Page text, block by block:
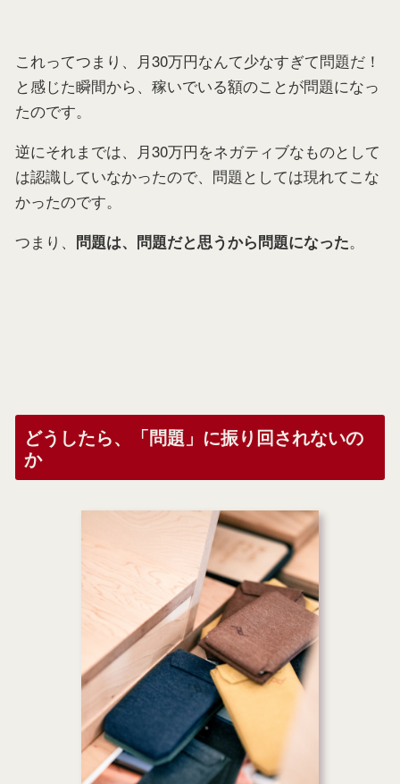
これってつまり、月30万円なんて少なすぎて問題だ！
と感じた瞬間から、稼いでいる額のことが問題になっ
たのです。
逆にそれまでは、月30万円をネガティブなものとして
は認識していなかったので、問題としては現れてこな
かったのです。
つまり、 問題は、問題だと思うから問題になった。
どうしたら、「問題」に振り回されないの
か